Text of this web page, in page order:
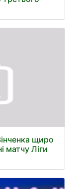
щиро
матчу Ліги